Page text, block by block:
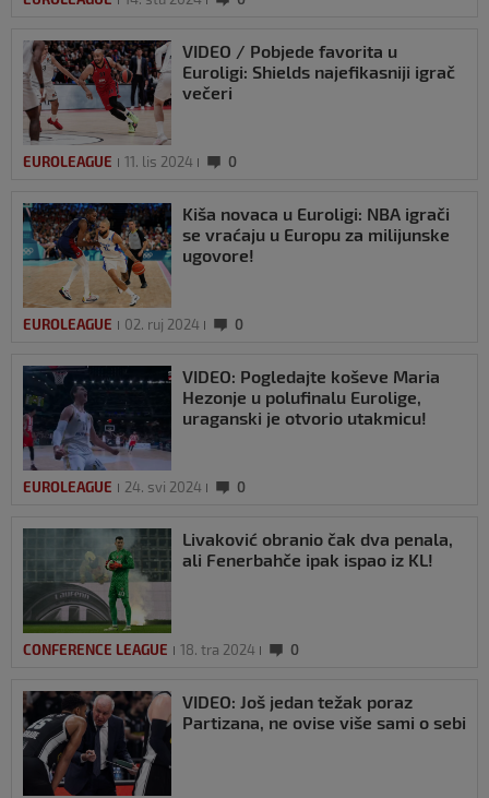
VIDEO / Pobjede favorita u
Euroligi: Shields najefikasniji igrač
večeri
EUROLEAGUE 11. lis 2024 0
Kiša novaca u Euroligi: NBA igrači
se vraćaju u Europu za milijunske
ugovore!
EUROLEAGUE 02. ruj 2024 0
VIDEO: Pogledajte koševe Maria
Hezonje u polufinalu Eurolige,
uraganski je otvorio utakmicu!
EUROLEAGUE 24. svi 2024 0
Livaković obranio čak dva penala,
ali Fenerbahče ipak ispao iz KL!
CONFERENCE LEAGUE 18. tra 2024 0
VIDEO: Još jedan težak poraz
Partizana, ne ovise više sami o sebi